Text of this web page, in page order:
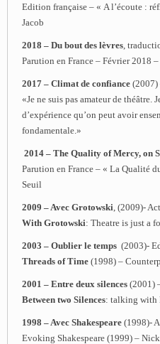
Edition française – « A l’écoute :
Jacob
2018 – Du bout des lèvres,
Parution en France – Février 2018
2017 – Climat de confiance (2007)
«Je ne suis pas amateur de théâtre.
d’expérience qu’on peut avoir
fondamentale.»
2014 – The Quality of Mercy, on
Parution en France – « La Qualité
Seuil
2009 – Avec Grotowski, (2009)-
With Grotowski: Theatre is just a
2003 – Oublier le temps (2003)-
Threads of Time (1998) –
2001 – Entre deux silences (2001)
Between two Silences: talking with
1998 – Avec Shakespeare (1998)-
Evoking Shakespeare (1999) –